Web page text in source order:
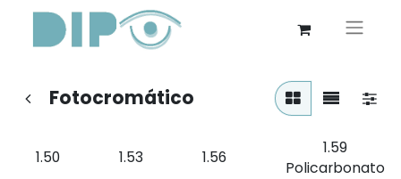
Fotocromático
1.50 1.53 1.56
1.59
Policarbonato